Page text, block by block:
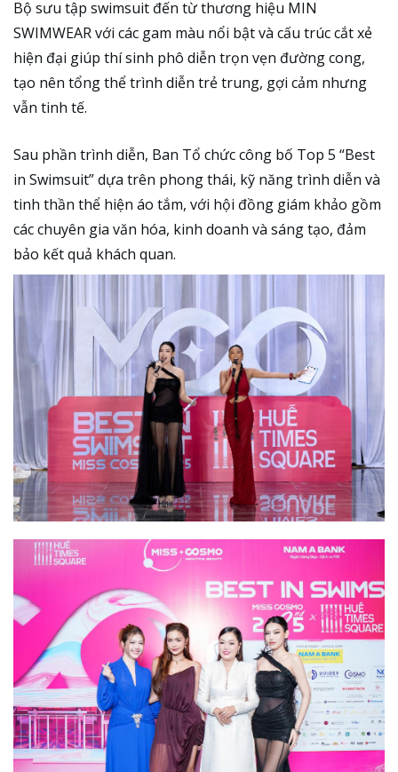
Bộ sưu tập swimsuit đến từ thương hiệu MIN
SWIMWEAR với các gam màu nổi bật và cấu trúc cắt xẻ
hiện đại giúp thí sinh phô diễn trọn vẹn đường cong,
tạo nên tổng thể trình diễn trẻ trung, gợi cảm nhưng
vẫn tinh tế.
Sau phần trình diễn, Ban Tổ chức công bố Top 5 “Best
in Swimsuit” dựa trên phong thái, kỹ năng trình diễn và
tinh thần thể hiện áo tắm, với hội đồng giám khảo gồm
các chuyên gia văn hóa, kinh doanh và sáng tạo, đảm
bảo kết quả khách quan.